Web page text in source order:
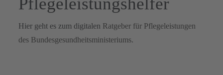
Pflegeleistungshelfer
Hier geht es zum digitalen Ratgeber für Pflegeleistungen
des Bundesgesundheitsministeriums.